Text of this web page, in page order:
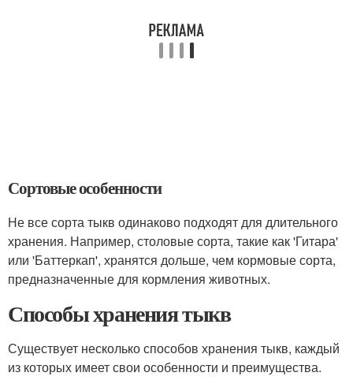
Сортовые особенности
Не все сорта тыкв одинаково подходят для длительного
хранения. Например, столовые сорта, такие как 'Гитара'
или 'Баттеркап', хранятся дольше, чем кормовые сорта,
предназначенные для кормления животных.
Способы хранения тыкв
Существует несколько способов хранения тыкв, каждый
из которых имеет свои особенности и преимущества.